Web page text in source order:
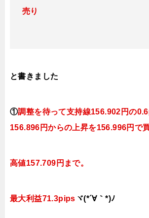
売り
と書きました
①調整を待って支持線156.902円の
156.896円からの上昇を156.996円で
高値157.709円まで。
最大利益71.3pips ヾ(*´∀｀*)ﾉ